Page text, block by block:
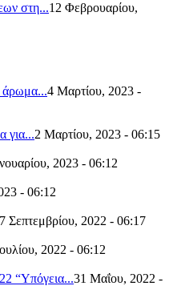
στη...12 Φεβρουαρίου,
άρωμα...4 Μαρτίου, 2023 -
για...2 Μαρτίου, 2023 - 06:15
2023 - 06:12
- 06:12
7 Σεπτεμβρίου, 2022 - 06:17
2022 - 06:12
“Υπόγεια...31 Μαΐου, 2022 -